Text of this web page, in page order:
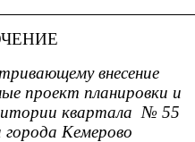
внесение
проект планировки и
квартала № 55
города Кемерово